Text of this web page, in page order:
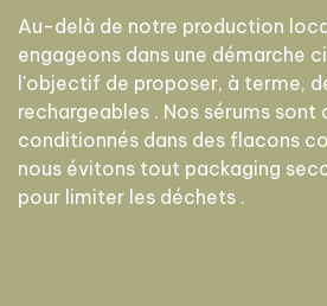
Au-delà de notre production
engageons dans une démarche
l'objectif de proposer, à terme,
rechargeables . Nos sérums
conditionnés dans des flacons
nous évitons tout packaging
pour limiter les déchets .